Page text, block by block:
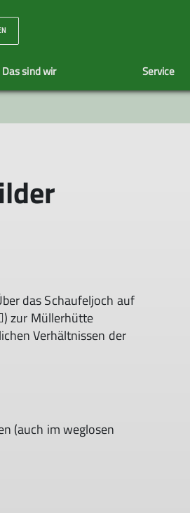
Das sind wir
Tourenleiter
Service
das Schaufeljoch auf
zur Müllerhütte
Verhältnissen der
(auch im weglosen